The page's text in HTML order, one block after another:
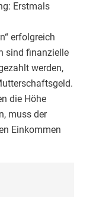
Erstmals
erfolgreich
sind finanzielle
werden,
die Höhe
muss der
Einkommen